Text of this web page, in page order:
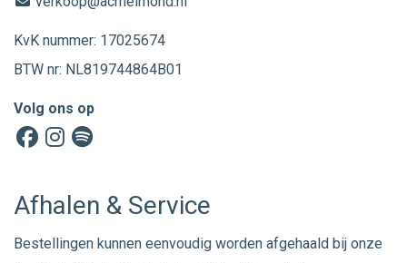
KvK nummer: 17025674
BTW nr: NL819744864B01
Volg ons op
Afhalen & Service
Bestellingen kunnen eenvoudig worden afgehaald bij onze